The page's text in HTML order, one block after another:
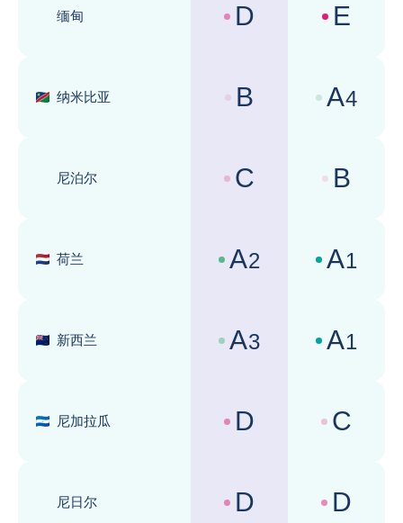
缅甸
国家风险评级 :
D 商业环境评级
E
纳米比亚
国家风险评级 :
B 商业环境评级
A4
尼泊尔
国家风险评级 :
C 商业环境评级
B
荷兰
国家风险评级 :
A2 商业环境评级
A1
新西兰
国家风险评级 :
A3 商业环境评级
A1
尼加拉瓜
国家风险评级 :
D 商业环境评级
C
尼日尔
国家风险评级 :
D 商业环境评级
D